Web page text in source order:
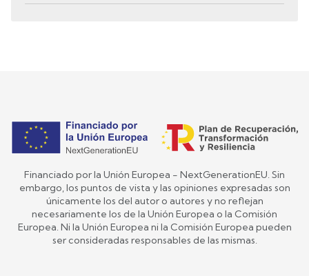
Financiado por la Unión Europea - NextGenerationEU. Sin
embargo, los puntos de vista y las opiniones expresadas son
únicamente los del autor o autores y no reflejan
necesariamente los de la Unión Europea o la Comisión
Europea. Ni la Unión Europea ni la Comisión Europea pueden
ser consideradas responsables de las mismas.